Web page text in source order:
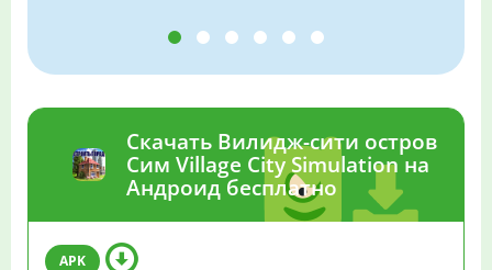
Скачать Вилидж-сити остров
Сим Village City Simulation на
Андроид бесплатно